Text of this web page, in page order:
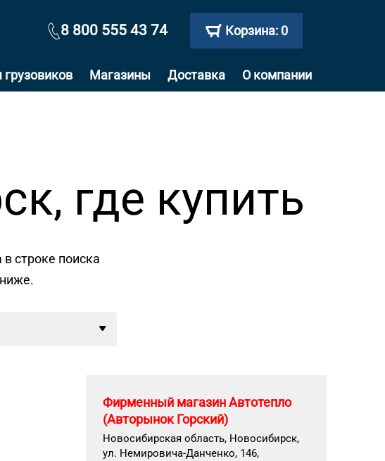
8 800 555 43 74 Корзина: 0
Магазины Доставка О компании
где купить
строке поиска
Фирменный магазин Автотепло
(Авторынок Горский)
Новосибирская область, Новосибирск,
ул. Немировича-Данченко, 146,